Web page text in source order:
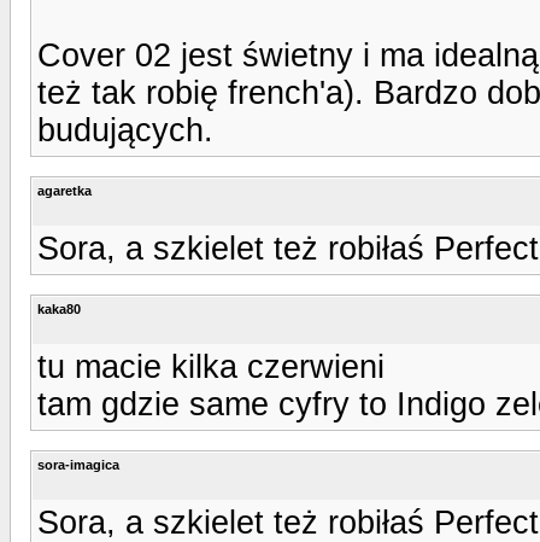
Cover 02 jest świetny i ma
też tak robię french'a). Bardzo
budujących.
agaretka
Sora, a szkielet też robiłaś
kaka80
tu macie kilka czerwieni
tam gdzie same cyfry to Indigo
sora-imagica
Sora, a szkielet też robiłaś